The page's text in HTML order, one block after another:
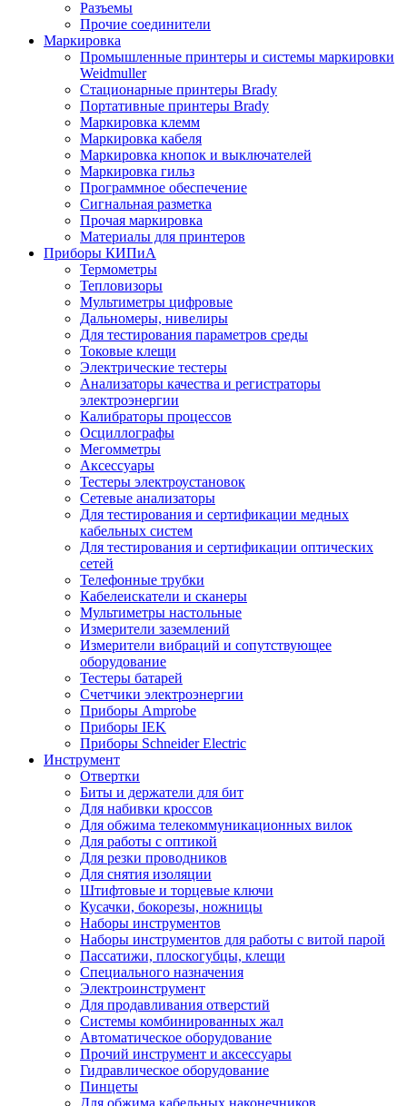
Разъемы
Прочие соединители
Маркировка
Промышленные принтеры и системы маркировки
Weidmuller
Стационарные принтеры Brady
Портативные принтеры Brady
Маркировка клемм
Маркировка кабеля
Маркировка кнопок и выключателей
Маркировка гильз
Программное обеспечение
Сигнальная разметка
Прочая маркировка
Материалы для принтеров
Приборы КИПиА
Термометры
Тепловизоры
Мультиметры цифровые
Дальномеры, нивелиры
Для тестирования параметров среды
Токовые клещи
Электрические тестеры
Анализаторы качества и регистраторы
электроэнергии
Калибраторы процессов
Осциллографы
Мегомметры
Аксессуары
Тестеры электроустановок
Сетевые анализаторы
Для тестирования и сертификации медных
кабельных систем
Для тестирования и сертификации оптических
сетей
Телефонные трубки
Кабелеискатели и сканеры
Мультиметры настольные
Измерители заземлений
Измерители вибраций и сопутствующее
оборудование
Тестеры батарей
Счетчики электроэнергии
Приборы Amprobe
Приборы IEK
Приборы Schneider Electric
Инструмент
Отвертки
Биты и держатели для бит
Для набивки кроссов
Для обжима телекоммуникационных вилок
Для работы с оптикой
Для резки проводников
Для снятия изоляции
Штифтовые и торцевые ключи
Кусачки, бокорезы, ножницы
Наборы инструментов
Наборы инструментов для работы с витой парой
Пассатижи, плоскогубцы, клещи
Специального назначения
Электроинструмент
Для продавливания отверстий
Системы комбинированных жал
Автоматическое оборудование
Прочий инструмент и аксессуары
Гидравлическое оборудование
Пинцеты
Для обжима кабельных наконечников